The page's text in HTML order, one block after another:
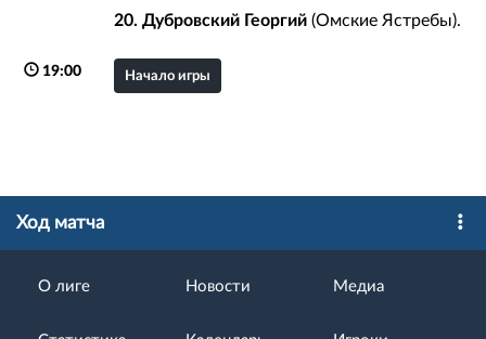
20. Дубровский Георгий(Омские Ястребы).
19:00 Начало игры
Ход матча
О лиге Новости Медиа